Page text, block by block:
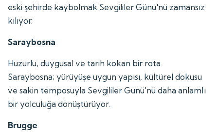
eski şehirde kaybolmak Sevgililer Günü'nü zamansız
kılıyor.
Saraybosna
Huzurlu, duygusal ve tarih kokan bir rota.
Saraybosna; yürüyüşe uygun yapısı, kültürel dokusu
ve sakin temposuyla Sevgililer Günü'nü daha anlamlı
bir yolculuğa dönüştürüyor.
Brugge